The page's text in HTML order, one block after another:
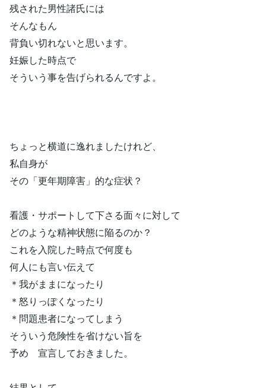
残された男性諸氏には
そんなもん
背負い切れないと思います。
妊娠した時点で
そういう事を告げられるんですよ。
ちょっと横道に逸れましたけれど、
私自身が
その「更年期障害」的な症状？
看護・サポートして下さる面々に対して
どのような精神状態に陥るのか？
これを入院した時点で何度も
何人にも言い伝えて
＊我がままになったり
＊怒りっぽくなったり
＊問題患者になってしまう
そういう危険性を省けない旨を
予め 宣言しておきました。